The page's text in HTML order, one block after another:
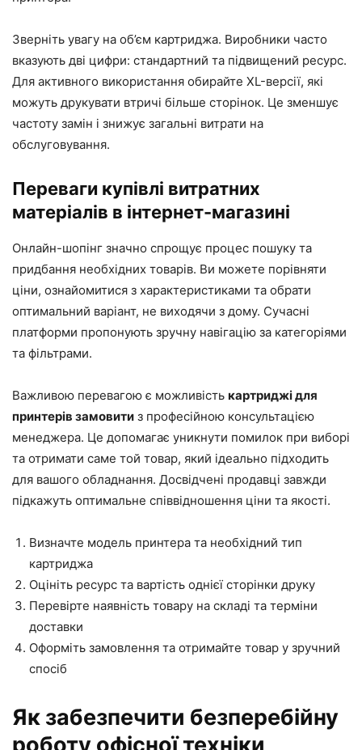
Зверніть увагу на об’єм картриджа. Виробники часто
вказують дві цифри: стандартний та підвищений ресурс.
Для активного використання обирайте XL-версії, які
можуть друкувати втричі більше сторінок. Це зменшує
частоту замін і знижує загальні витрати на
обслуговування.
Переваги купівлі витратних
матеріалів в інтернет-магазині
Онлайн-шопінг значно спрощує процес пошуку та
придбання необхідних товарів. Ви можете порівняти
ціни, ознайомитися з характеристиками та обрати
оптимальний варіант, не виходячи з дому. Сучасні
платформи пропонують зручну навігацію за категоріями
та фільтрами.
Важливою перевагою є можливість картриджі для
принтерів замовити з професійною консультацією
менеджера. Це допомагає уникнути помилок при виборі
та отримати саме той товар, який ідеально підходить
для вашого обладнання. Досвідчені продавці завжди
підкажуть оптимальне співвідношення ціни та якості.
Визначте модель принтера та необхідний тип
картриджа
Оцініть ресурс та вартість однієї сторінки друку
Перевірте наявність товару на складі та терміни
доставки
Оформіть замовлення та отримайте товар у зручний
спосіб
Як забезпечити безперебійну